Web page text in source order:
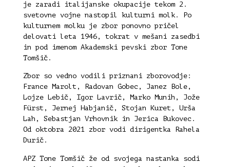
je zaradi italijanske okupacije tekom 2.
svetovne vojne nastopil kulturni molk. Po
kulturnem molku je zbor ponovno pričel
delovati leta 1946, tokrat v mešani zasedbi
in pod imenom Akademski pevski zbor Tone
Tomšič.
Zbor so vedno vodili priznani zborovodje:
France Marolt, Radovan Gobec, Janez Bole,
Lojze Lebič, Igor Lavrič, Marko Munih, Jože
Fürst, Jernej Habjanič, Stojan Kuret, Urša
Lah, Sebastjan Vrhovnik in Jerica Bukovec.
Od oktobra 2021 zbor vodi dirigentka Rahela
Durič.
APZ Tone Tomšič že od svojega nastanka sodi